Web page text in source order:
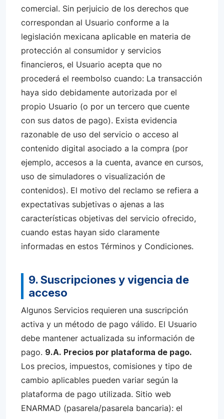
comercial. Sin perjuicio de los derechos que
correspondan al Usuario conforme a la
legislación mexicana aplicable en materia de
protección al consumidor y servicios
financieros, el Usuario acepta que no
procederá el reembolso cuando: La transacción
haya sido debidamente autorizada por el
propio Usuario (o por un tercero que cuente
con sus datos de pago). Exista evidencia
razonable de uso del servicio o acceso al
contenido digital asociado a la compra (por
ejemplo, accesos a la cuenta, avance en cursos,
uso de simuladores o visualización de
contenidos). El motivo del reclamo se refiera a
expectativas subjetivas o ajenas a las
características objetivas del servicio ofrecido,
cuando estas hayan sido claramente
informadas en estos Términos y Condiciones.
9. Suscripciones y vigencia de
acceso
Algunos Servicios requieren una suscripción
activa y un método de pago válido. El Usuario
debe mantener actualizada su información de
pago. 9.A. Precios por plataforma de pago.
Los precios, impuestos, comisiones y tipo de
cambio aplicables pueden variar según la
plataforma de pago utilizada. Sitio web
ENARMAD (pasarela/pasarela bancaria): el